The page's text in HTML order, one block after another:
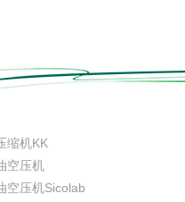
缩机KK
空压机
空压机Sicolab